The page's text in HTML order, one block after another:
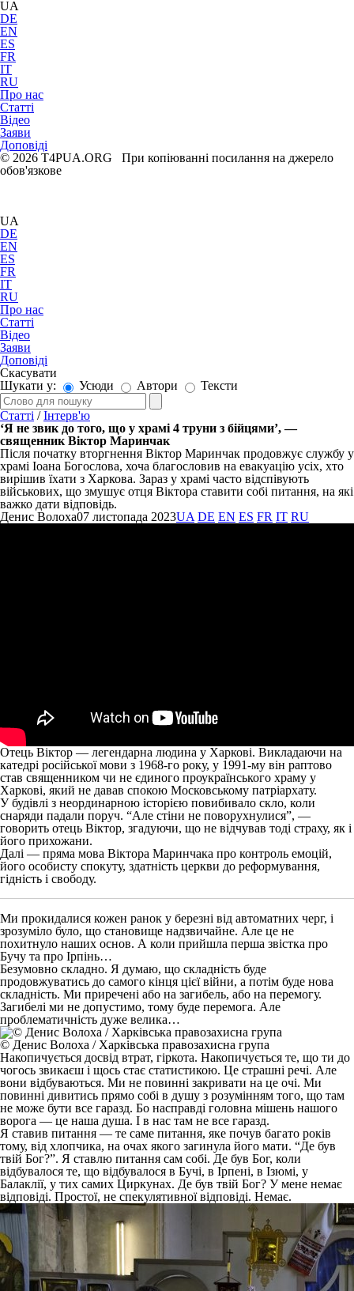
UA
DE
EN
ES
FR
IT
RU
Про нас
Статті
Відео
Заяви
Доповіді
© 2026 T4PUA.ORG При копіюванні посилання на джерело
обов'язкове
UA
DE
EN
ES
FR
IT
RU
Про нас
Статті
Відео
Заяви
Доповіді
Скасувати
Шукати у:
Усюди Автори Тексти
Статті /Інтерв'ю
‘Я не звик до того, що у храмі 4 труни з бійцями’, —
священник Віктор Маринчак
Після початку вторгнення Віктор Маринчак продовжує службу у
храмі Іоана Богослова, хоча благословив на евакуацію усіх, хто
вирішив їхати з Харкова. Зараз у храмі часто відспівують
військових, що змушує отця Віктора ставити собі питання, на які
важко дати відповідь.
Денис Волоха07 листопада 2023UA DE EN ES FR IT RU
Отець Віктор — легендарна людина у Харкові. Викладаючи на
катедрі російської мови з 1968-го року, у 1991-му він раптово
став священником чи не єдиного проукраїнського храму у
Харкові, який не давав спокою Московському патріархату.
У будівлі з неординарною історією повибивало скло, коли
снаряди падали поруч. “Але стіни не поворухнулися”, —
говорить отець Віктор, згадуючи, що не відчував тоді страху, як і
його прихожани.
Далі — пряма мова Віктора Маринчака про контроль емоцій,
його особисту спокуту, здатність церкви до реформування,
гідність і свободу.
Ми прокидалися кожен ранок у березні від автоматних черг, і
зрозуміло було, що становище надзвичайне. Але це не
похитнуло наших основ. А коли прийшла перша звістка про
Бучу та про Ірпінь…
Безумовно складно. Я думаю, що складність буде
продовжуватись до самого кінця цієї війни, а потім буде нова
складність. Ми приречені або на загибель, або на перемогу.
Загибелі ми не допустимо, тому буде перемога. Але
проблематичність дуже велика…
© Денис Волоха / Харківська правозахисна група
Накопичується досвід втрат, гіркота. Накопичується те, що ти до
чогось звикаєш і щось стає статистикою. Це страшні речі. Але
вони відбуваються. Ми не повинні закривати на це очі. Ми
повинні дивитись прямо собі в душу з розумінням того, що там
не може бути все гаразд. Бо насправді головна мішень нашого
ворога — це наша душа. І в нас там не все гаразд.
Я ставив питання — те саме питання, яке почув багато років
тому, від хлопчика, на очах якого загинула його мати. “Де був
твій Бог?”. Я ставлю питання сам собі. Де був Бог, коли
відбувалося те, що відбувалося в Бучі, в Ірпені, в Ізюмі, у
Балаклії, у тих самих Циркунах. Де був твій Бог? У мене немає
відповіді. Простої, не спекулятивної відповіді. Немає.